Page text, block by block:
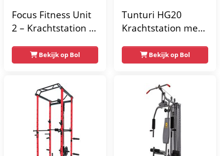
Focus Fitness Unit
2 – Krachtstation –
– Lat Pulley
Bekijk op Bol
Tunturi HG20
Krachtstation met
Compacte home
gym met lat pulley
krachtstation voor
thuis - Compact en
multifunctioneel -
Incl. gratis fitness
Bekijk op Bol